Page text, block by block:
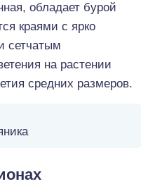
обладает бурой
краями с ярко
сетчатым
на растении
средних размеров.